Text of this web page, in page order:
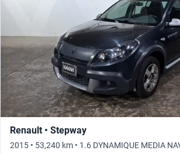
Renault • Stepway
2015 • 53,240 km • 1.6 DYNAMIQUE MEDIA